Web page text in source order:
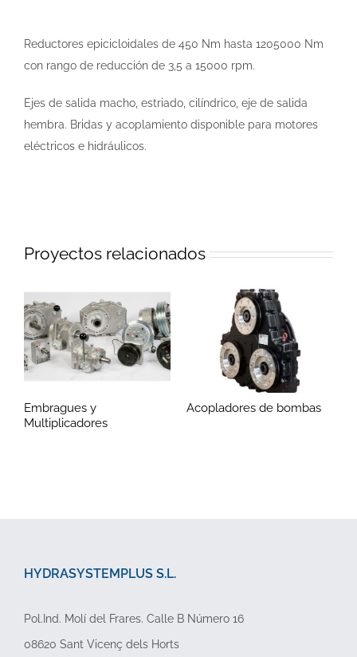
Reductores epicicloidales de 450 Nm hasta 1205000 Nm
con rango de reducción de 3,5 a 15000 rpm.
Ejes de salida macho, estriado, cilíndrico, eje de salida
hembra. Bridas y acoplamiento disponible para motores
eléctricos e hidráulicos.
Proyectos relacionados
Embragues y
Multiplicadores
Acopladores de bombas
HYDRASYSTEMPLUS S.L.
Pol.Ind. Molí del Frares. Calle B Número 16
08620 Sant Vicenç dels Horts